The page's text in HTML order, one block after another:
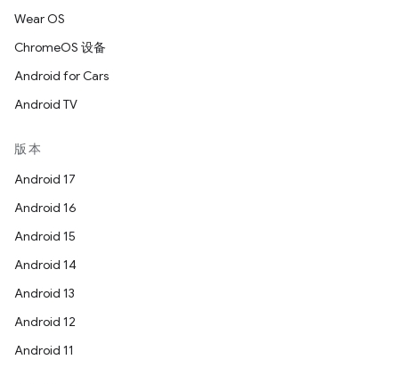
Wear OS
ChromeOS 设备
Android for Cars
Android TV
版本
Android 17
Android 16
Android 15
Android 14
Android 13
Android 12
Android 11